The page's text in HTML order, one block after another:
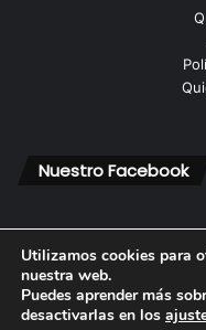
Nuestro Facebook
© Copyright 2026,
Utilizamos cookies para
nuestra web.
Puedes aprender más
desactivarlas en los